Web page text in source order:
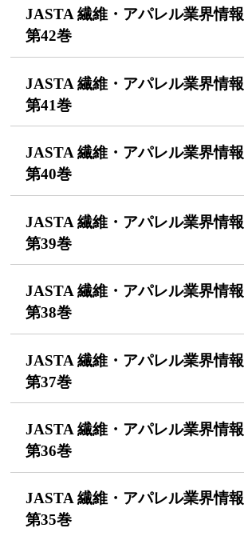
JASTA 繊維・アパレル業界情報
第42巻
JASTA 繊維・アパレル業界情報
第41巻
JASTA 繊維・アパレル業界情報
第40巻
JASTA 繊維・アパレル業界情報
第39巻
JASTA 繊維・アパレル業界情報
第38巻
JASTA 繊維・アパレル業界情報
第37巻
JASTA 繊維・アパレル業界情報
第36巻
JASTA 繊維・アパレル業界情報
第35巻